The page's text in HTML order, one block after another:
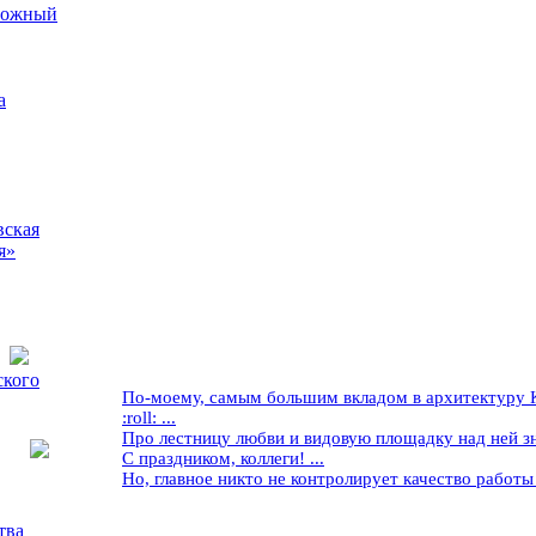
По-моему, самым большим вкладом в архитектуру
:roll: ...
Про лестницу любви и видовую площадку над ней
С праздником, коллеги! ...
Но, главное никто не контролирует качество